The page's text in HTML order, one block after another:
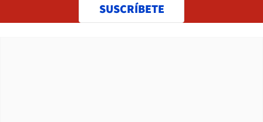
SUSCRÍBETE